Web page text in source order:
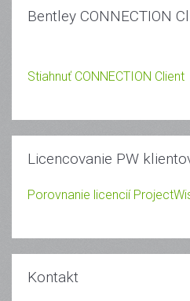
Bentley CONNECTION
Stiahnuť CONNECTION Client
Licencovanie PW
Porovnanie licencií
Kontakt